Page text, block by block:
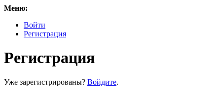
Меню:
Войти
Регистрация
Регистрация
Уже зарегистрированы? Войдите.